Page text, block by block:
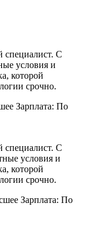
специалист. С
условия и
которой
срочно.
Зарплата: По
специалист. С
условия и
которой
срочно.
Зарплата: По